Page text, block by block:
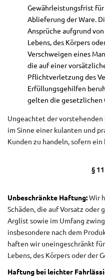
Gewährleistungsfrist
Ablieferung der Ware.
Ansprüche aufgrund
Lebens, des Körpers
Verschweigen eines
die auf einer
Pflichtverletzung des
Erfüllungsgehilfen
gelten die gesetzlichen
Ungeachtet der
im Sinne einer kulanten und
Kunden zu handeln, sofern
§
Unbeschränkte Haftung:Wir
Schäden, die auf Vorsatz oder
Arglist sowie im Umfang
insbesondere nach dem
haften wir uneingeschränkt
Lebens, des Körpers oder der
Haftung bei leichter